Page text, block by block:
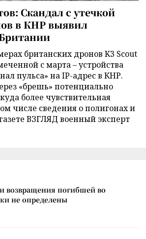
Скандал с утечкой
в КНР выявил
британских дронов K3 Scout
с марта – устройства
пульса» на IP-адрес в КНР.
«брешь» потенциально
более чувствительная
числе сведения о полигонах и
ВЗГЛЯД военный эксперт
возвращения погибшей во
не определены